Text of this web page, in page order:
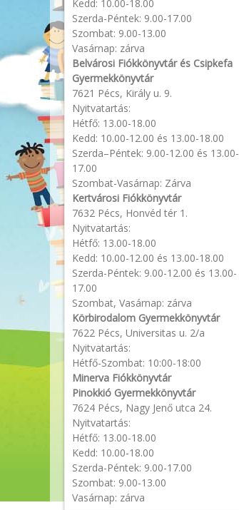
Kedd: 10.00-18.00
Szerda-Péntek: 9.00-17.00
Szombat: 9.00-13.00
Vasárnap: zárva
Belvárosi Fiókkönyvtár és Csipkefa
Gyermekkönyvtár
7621 Pécs, Király u. 9.
Nyitvatartás:
Hétfő: 13.00-18.00
Kedd: 10.00-12.00 és 13.00-18.00
Szerda–Péntek: 9.00-12.00 és 13.00-
17.00
Szombat-Vasárnap: Zárva
Kertvárosi Fiókkönyvtár
7632 Pécs, Honvéd tér 1.
Nyitvatartás:
Hétfő: 13.00-18.00
Kedd: 10.00-12.00 és 13.00-18.00
Szerda-Péntek: 9.00-12.00 és 13.00-
17.00
Szombat, Vasárnap: zárva
Körbirodalom Gyermekkönyvtár
7622 Pécs, Universitas u. 2/a
Nyitvatartás:
Hétfő-Szombat: 10:00-18:00
Minerva Fiókkönyvtár
Pinokkió Gyermekkönyvtár
7624 Pécs, Nagy Jenő utca 24.
Nyitvatartás:
Hétfő: 13.00-18.00
Kedd: 10.00-18.00
Szerda-Péntek: 9.00-17.00
Szombat: 9.00-13.00
Vasárnap: zárva